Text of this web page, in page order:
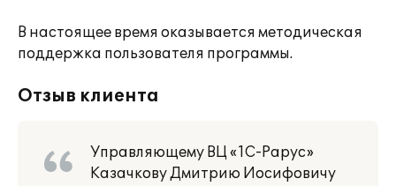
В настоящее время оказывается методическая
поддержка пользователя программы.
Отзыв клиента
Управляющему ВЦ «1С-Рарус»
Казачкову Дмитрию Иосифовичу